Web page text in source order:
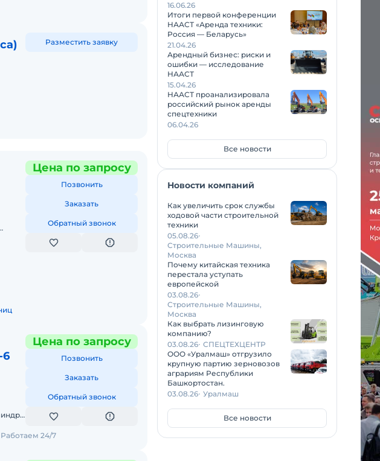
Разместить заявку
Цена по запросу
Позвонить
Заказать
Обратный звонок
6
Цена по запросу
Позвонить
Заказать
Обратный звонок
Работаем 24/7
16.06.26
Итоги первой конференции
НААСТ «Аренда техники:
Россия — Беларусь»
21.04.26
Арендный бизнес: риски и
ошибки — исследование
НААСТ
15.04.26
НААСТ проанализировала
российский рынок аренды
спецтехники
06.04.26
Все новости
Новости компаний
Как увеличить срок службы
ходовой части строительной
техники
05.08.26
Строительные Машины,
Москва
Почему китайская техника
перестала уступать
европейской
03.08.26
Строительные Машины,
Москва
Как выбрать лизинговую
компанию?
03.08.26 СПЕЦТЕХЦЕНТР
ООО «Уралмаш» отгрузило
крупную партию зерновозов
аграриям Республики
Башкортостан.
03.08.26 Уралмаш
Все новости